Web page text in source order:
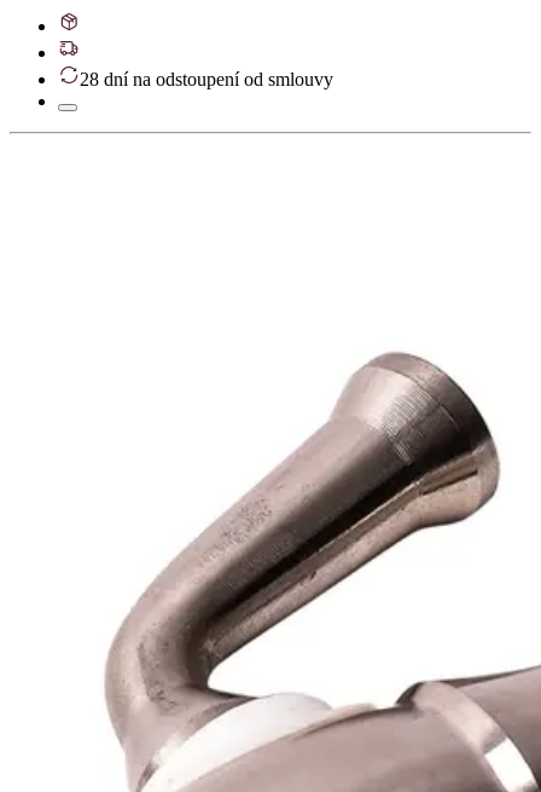
28 dní na odstoupení od smlouvy